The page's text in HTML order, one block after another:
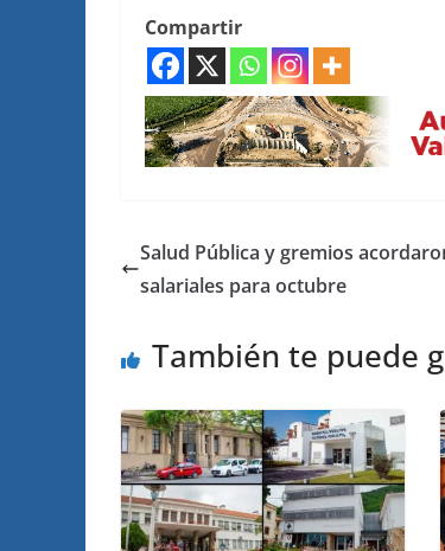
Compartir
Salud Pública y gremios
salariales para octubre
También te puede